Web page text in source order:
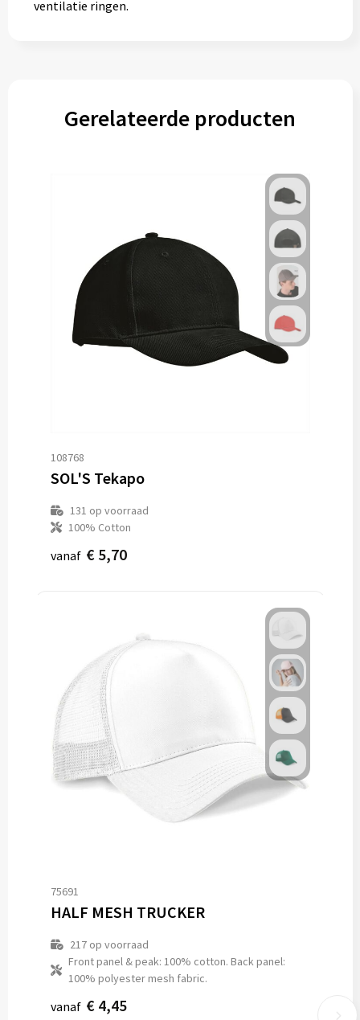
ventilatie ringen.
Gerelateerde producten
108768
SOL'S Tekapo
131 op voorraad
100% Cotton
vanaf € 5,70
75691
HALF MESH TRUCKER
217op voorraad
Front panel & peak: 100% cotton. Back panel:
100% polyester mesh fabric.
vanaf € 4,45